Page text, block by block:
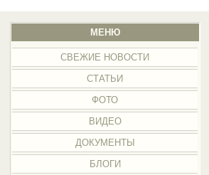
МЕНЮ
СВЕЖИЕ НОВОСТИ
СТАТЬИ
ФОТО
ВИДЕО
ДОКУМЕНТЫ
БЛОГИ